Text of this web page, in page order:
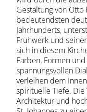
Gestaltung von
bedeutendsten
Jahrhunderts,
Frühwerk und
sich in diesem
Farben, Formen
spannungsvollen
verleihen dem
spirituelle Tiefe.
Architektur und